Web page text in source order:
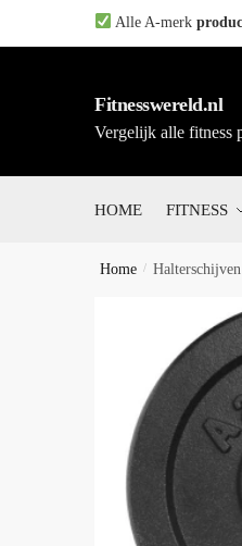
to
to
Alle A-merk
Fitnesswereld.nl
Vergelijk alle fitness
HOME FITNESS
Home /